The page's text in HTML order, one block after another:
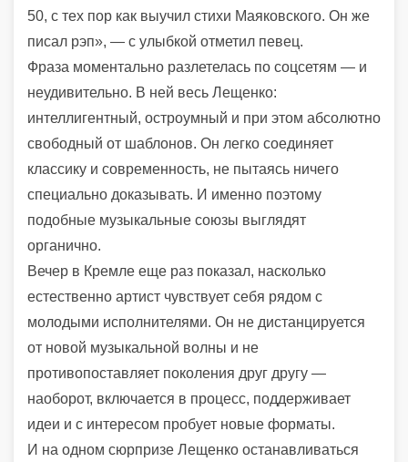
50, с тех пор как выучил стихи Маяковского. Он же
писал рэп», — с улыбкой отметил певец.
Фраза моментально разлетелась по соцсетям — и
неудивительно. В ней весь Лещенко:
интеллигентный, остроумный и при этом абсолютно
свободный от шаблонов. Он легко соединяет
классику и современность, не пытаясь ничего
специально доказывать. И именно поэтому
подобные музыкальные союзы выглядят
органично.
Вечер в Кремле еще раз показал, насколько
естественно артист чувствует себя рядом с
молодыми исполнителями. Он не дистанцируется
от новой музыкальной волны и не
противопоставляет поколения друг другу —
наоборот, включается в процесс, поддерживает
идеи и с интересом пробует новые форматы.
И на одном сюрпризе Лещенко останавливаться